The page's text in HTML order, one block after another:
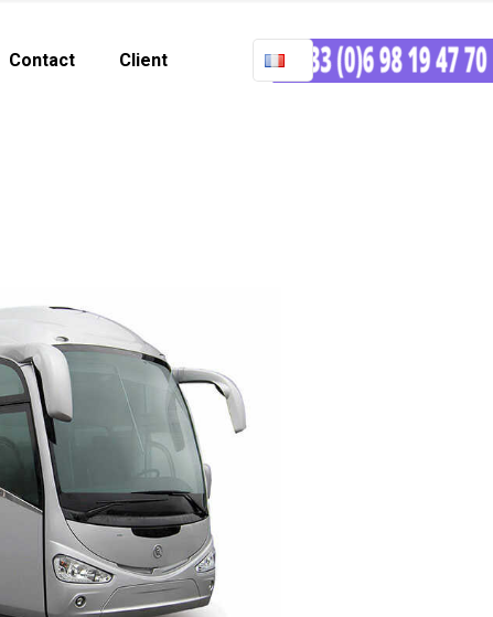
Contact Client